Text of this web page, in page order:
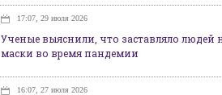
17:07, 29 июля 2026
Ученые выяснили, что заставляло людей
маски во время пандемии
16:07, 27 июля 2026